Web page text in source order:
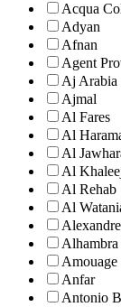
Acqua
Adyan
Afnan
Agent
Aj Arabia
Ajmal
Al Fares
Al
Al
Al
Al Rehab
Al
Alhambra
Amouage
Anfar
Antonio